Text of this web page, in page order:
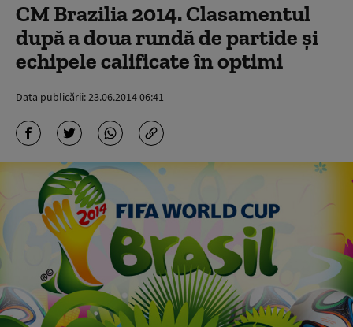
CM Brazilia 2014. Clasamentul
după a doua rundă de partide și
echipele calificate în optimi
Data publicării:23.06.2014 06:41